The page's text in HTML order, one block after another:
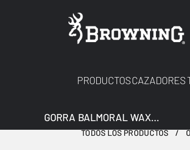
PRODUCTOSCAZADORES
TODOS LOS PRODUCTOS
GORRA BALMORAL WAX BROWN 61